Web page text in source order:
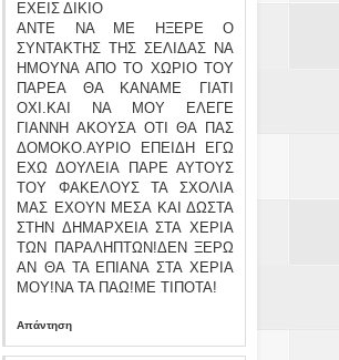
ΕΧΕΙΣ ΔΙΚΙΟ
ΑΝΤΕ ΝΑ ΜΕ ΗΞΕΡΕ Ο
ΣΥΝΤΑΚΤΗΣ ΤΗΣ ΣΕΛΙΔΑΣ ΝΑ
ΗΜΟΥΝΑ ΑΠΟ ΤΟ ΧΩΡΙΟ ΤΟΥ
ΠΑΡΕΑ ΘΑ ΚΑΝΑΜΕ ΓΙΑΤΙ
ΟΧΙ.ΚΑΙ ΝΑ ΜΟΥ ΕΛΕΓΕ
ΓΙΑΝΝΗ ΑΚΟΥΣΑ ΟΤΙ ΘΑ ΠΑΣ
ΔΟΜΟΚΟ.ΑΥΡΙΟ ΕΠΕΙΔΗ ΕΓΩ
ΕΧΩ ΔΟΥΛΕΙΑ ΠΑΡΕ ΑΥΤΟΥΣ
ΤΟΥ ΦΑΚΕΛΟΥΣ ΤΑ ΣΧΟΛΙΑ
ΜΑΣ ΕΧΟΥΝ ΜΕΣΑ ΚΑΙ ΔΩΣΤΑ
ΣΤΗΝ ΔΗΜΑΡΧΕΙΑ ΣΤΑ ΧΕΡΙΑ
ΤΩΝ ΠΑΡΑΛΗΠΤΩΝ!ΔΕΝ ΞΕΡΩ
ΑΝ ΘΑ ΤΑ ΕΠΙΑΝΑ ΣΤΑ ΧΕΡΙΑ
ΜΟΥ!ΝΑ ΤΑ ΠΑΩ!ΜΕ ΤΙΠΟΤΑ!
Απάντηση